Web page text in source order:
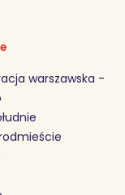
warszawska -